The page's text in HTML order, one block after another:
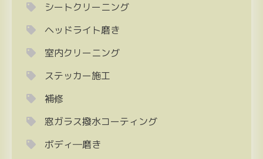
シートクリーニング
ヘッドライト磨き
室内クリーニング
ステッカー施工
補修
窓ガラス撥水コーティング
ボディ―磨き